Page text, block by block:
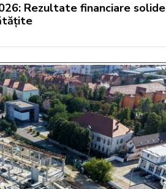
Rezultate financiare solide